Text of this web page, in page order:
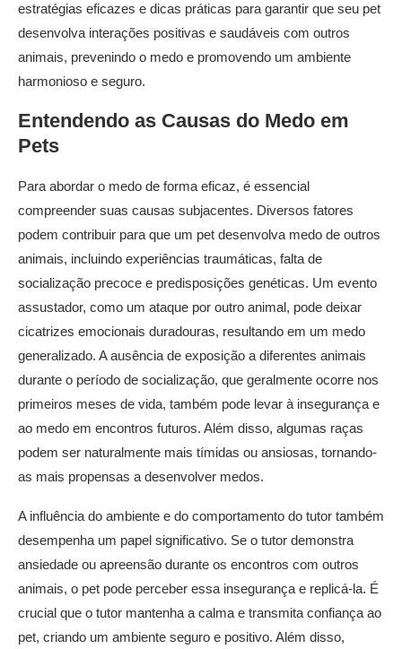
estratégias eficazes e dicas práticas para garantir que seu pet
desenvolva interações positivas e saudáveis com outros
animais, prevenindo o medo e promovendo um ambiente
harmonioso e seguro.
Entendendo as Causas do Medo em
Pets
Para abordar o medo de forma eficaz, é essencial
compreender suas causas subjacentes. Diversos fatores
podem contribuir para que um pet desenvolva medo de outros
animais, incluindo experiências traumáticas, falta de
socialização precoce e predisposições genéticas. Um evento
assustador, como um ataque por outro animal, pode deixar
cicatrizes emocionais duradouras, resultando em um medo
generalizado. A ausência de exposição a diferentes animais
durante o período de socialização, que geralmente ocorre nos
primeiros meses de vida, também pode levar à insegurança e
ao medo em encontros futuros. Além disso, algumas raças
podem ser naturalmente mais tímidas ou ansiosas, tornando-
as mais propensas a desenvolver medos.
A influência do ambiente e do comportamento do tutor também
desempenha um papel significativo. Se o tutor demonstra
ansiedade ou apreensão durante os encontros com outros
animais, o pet pode perceber essa insegurança e replicá-la. É
crucial que o tutor mantenha a calma e transmita confiança ao
pet, criando um ambiente seguro e positivo. Além disso,